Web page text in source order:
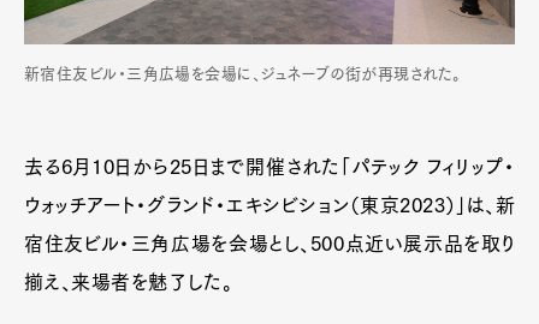
新宿住友ビル・三角広場を会場に、ジュネーブの街が再現された。
去る6月10日から25日まで開催された「パテック フィリップ・
ウォッチアート・グランド・エキシビション（東京2023）」は、新
宿住友ビル・三角広場を会場とし、500点近い展示品を取り
揃え、来場者を魅了した。